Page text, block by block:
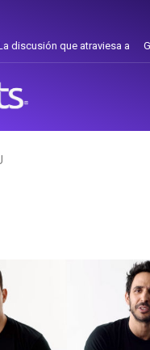
de cambiarse el sombrero